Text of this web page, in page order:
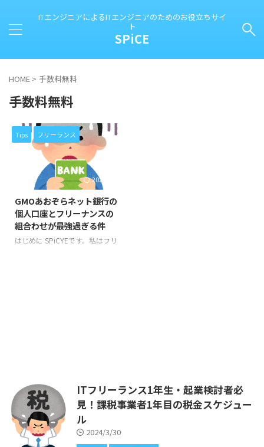
ITエンジニアによるITエンジニアのためのお役立ちサイ
ト
SPiCE
HOME > 手数料無料
手数料無料
Tips フリーランス
2024/3/17
GMOあおぞらネット銀行の
個人口座とフリーナンスの
組合わせが最強過ぎる件
はじめに SPiCYEです。私はフリ
説をしています。 前回は、ITフリ
ーランスだったら絶対に加入すべ
きと考えております、「フリーラ
ンス協会」についてご紹介しまし
た。 htt ...
ITフリーランス1年生・起業検討者必
見！課税事業者1年目の税金スケジュー
ル
2024/3/30